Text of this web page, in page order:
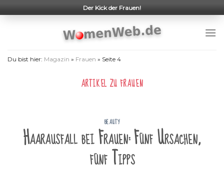
to
Der Kick der Frauen!
Du bist hier: Magazin » Frauen » Seite 4
ARTIKEL ZU FRAUEN
BEAUTY
Haarausfall bei Frauen: Fünf Ursachen,
fünf Tipps